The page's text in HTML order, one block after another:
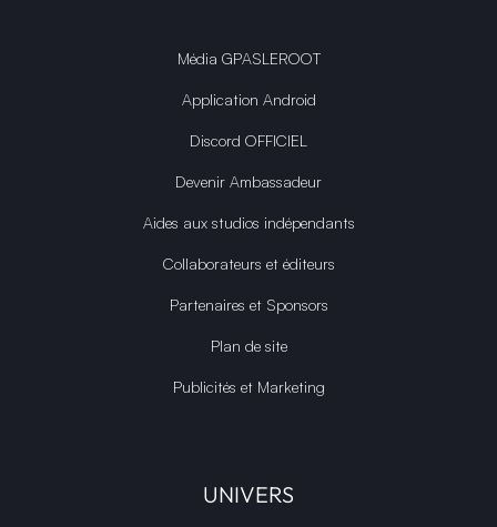
Média GPASLEROOT
Application Android
Discord OFFICIEL
Devenir Ambassadeur
Aides aux studios indépendants
Collaborateurs et éditeurs
Partenaires et Sponsors
Plan de site
Publicités et Marketing
UNIVERS